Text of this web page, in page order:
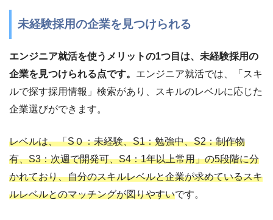
未経験採用の企業を見つけられる
エンジニア就活を使うメリットの1つ目は、未経験採用の
企業を見つけられる点です。 エンジニア就活では、「スキ
ルで探す採用情報」検索があり、スキルのレベルに応じた
企業選びができます。
レベルは、「S０：未経験、S1：勉強中、S2：制作物
有、S3：次週で開発可、S4：1年以上常用」の5段階に分
かれており、自分のスキルレベルと企業が求めているスキ
ルレベルとのマッチングが図りやすいです。